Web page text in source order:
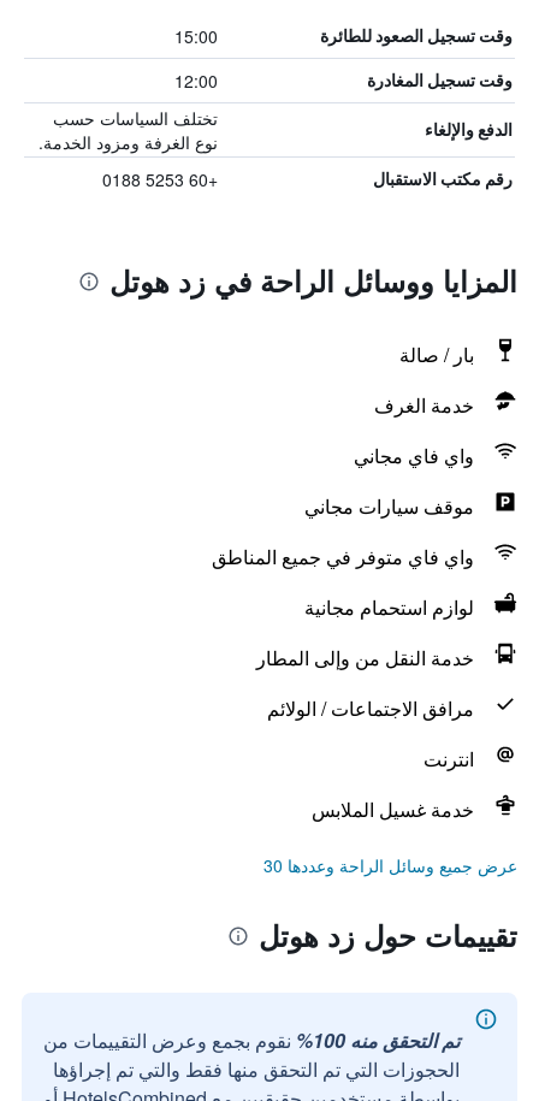
وقت تسجيل الصعود للطائرة 15:00
وقت تسجيل المغادرة 12:00
الدفع والإلغاء
تختلف السياسات حسب
نوع الغرفة ومزود الخدمة.
رقم مكتب الاستقبال +60 5253 0188
المزايا ووسائل الراحة في زد هوتل
بار / صالة
خدمة الغرف
واي فاي مجاني
موقف سيارات مجاني
واي فاي متوفر في جميع المناطق
لوازم استحمام مجانية
خدمة النقل من وإلى المطار
مرافق الاجتماعات / الولائم
انترنت
خدمة غسيل الملابس
عرض جميع وسائل الراحة وعددها 30
تقييمات حول زد هوتل
تم التحقق منه 100%
نقوم بجمع وعرض التقييمات من
الحجوزات التي تم التحقق منها فقط والتي تم إجراؤها